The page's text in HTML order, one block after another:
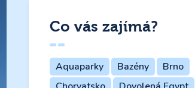
Co vás zajímá?
Aquaparky Bazény
Brno